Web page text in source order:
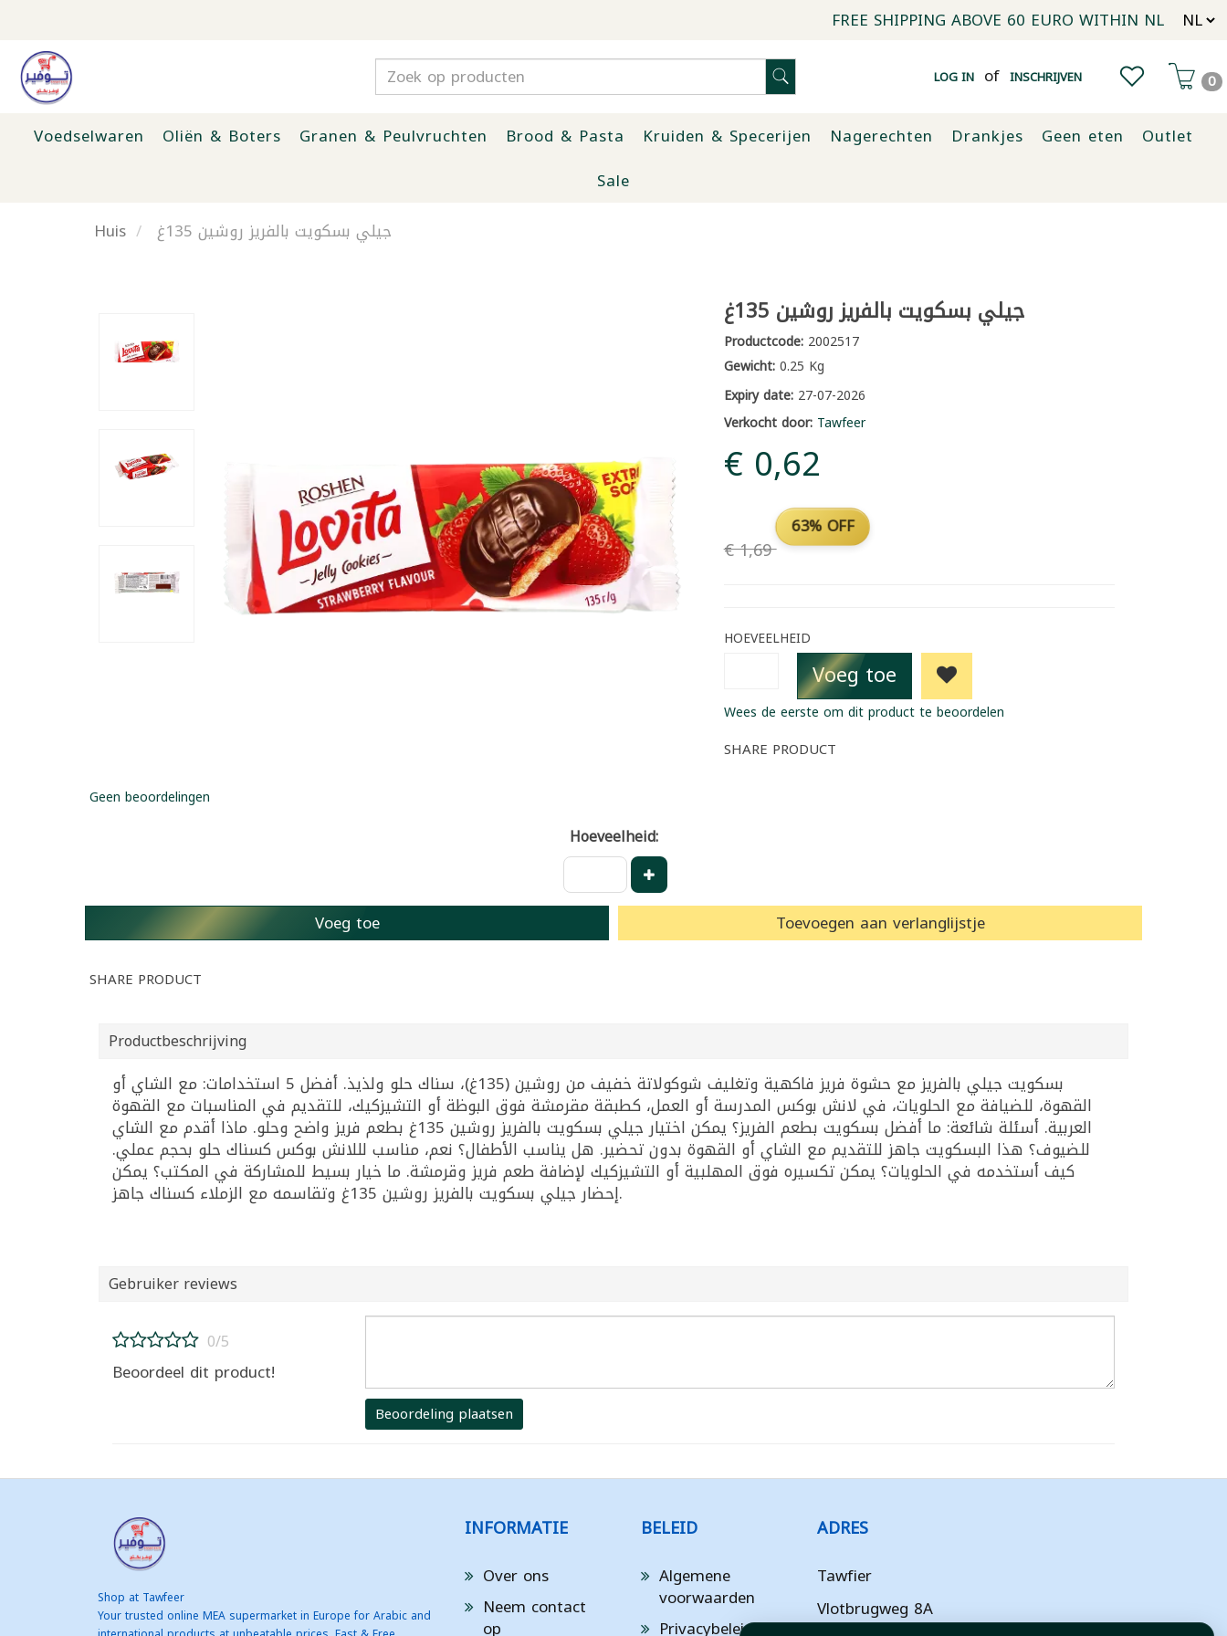
FREE SHIPPING ABOVE 60 EURO WITHIN NL
LOG IN of INSCHRIJVEN 0
Voedselwaren Oliën & Boters Granen & Peulvruchten Brood & Pasta Kruiden & Specerijen Nagerechten Drankjes Geen eten
Outlet
Sale
Huis
جيلي بسكويت بالفريز روشين 135غ
جيلي بسكويت بالفريز روشين 135غ
Productcode:2002517
Gewicht:0.25 Kg
Expiry date:27-07-2026
Verkocht door: Tawfeer
€ 0,62
€ 1,69
63% OFF
HOEVEELHEID
Voeg toe
Wees de eerste om dit product te beoordelen
SHARE PRODUCT
Geen beoordelingen
Hoeveelheid:
Voeg toe Toevoegen aan verlanglijstje
SHARE PRODUCT
Productbeschrijving
بسكويت جيلي بالفريز مع حشوة فريز فاكهية وتغليف شوكولاتة خفيف من روشين (135غ)، سناك حلو ولذيذ. أفضل 5 استخدامات: مع الشاي أو
القهوة، للضيافة مع الحلويات، في لانش بوكس المدرسة أو العمل، كطبقة مقرمشة فوق البوظة أو التشيزكيك، للتقديم في المناسبات مع القهوة
العربية. أسئلة شائعة: ما أفضل بسكويت بطعم الفريز؟ يمكن اختيار جيلي بسكويت بالفريز روشين 135غ بطعم فريز واضح وحلو. ماذا أقدم مع الشاي
للضيوف؟ هذا البسكويت جاهز للتقديم مع الشاي أو القهوة بدون تحضير. هل يناسب الأطفال؟ نعم، مناسب لللانش بوكس كسناك حلو بحجم عملي.
كيف أستخدمه في الحلويات؟ يمكن تكسيره فوق المهلبية أو التشيزكيك لإضافة طعم فريز وقرمشة. ما خيار بسيط للمشاركة في المكتب؟ يمكن
إحضار جيلي بسكويت بالفريز روشين 135غ وتقاسمه مع الزملاء كسناك جاهز.
Gebruiker reviews
0/5
Beoordeel dit product!
Beoordeling plaatsen
Shop at Tawfeer
Your trusted online MEA supermarket in Europe for Arabic and
INFORMATIE
Over ons
Neem contact
op
BELEID
Algemene
voorwaarden
Privacybeleid
ADRES
Tawfier
Vlotbrugweg 8A